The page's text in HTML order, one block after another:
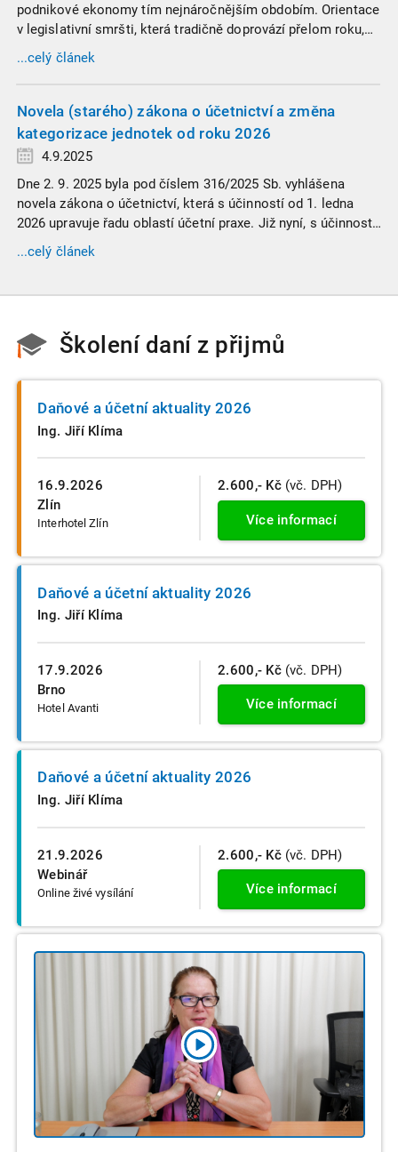
podnikové ekonomy tím nejnáročnějším obdobím. Orientace
v legislativní smršti, která tradičně doprovází přelom roku,
vyžaduje nastudovat všechny novely a doprovodné
informace. Generální finanční ředitelství (GFŘ) zveřejnilo
žádného daňového profesionála.
...celý článek
Novela (starého) zákona o účetnictví a změna
kategorizace jednotek od roku 2026
4.9.2025
Dne 2. 9. 2025 byla pod číslem 316/2025 Sb. vyhlášena
novela zákona o účetnictví, která s účinností od 1. ledna
2026 upravuje řadu oblastí účetní praxe. Již nyní, s účinností
od 3. září 2025, platí nová, zvýšená kritéria pro zařazení firem
do velikostních a použijí se zpětně již pro účetní období
...celý článek
Školení daní z přijmů
16.9.2026
Zlín
Interhotel Zlín
Daňové a účetní aktuality 2026
Ing. Jiří Klíma
2.600,- Kč (vč. DPH)
Více informací
17.9.2026
Brno
Hotel Avanti
Daňové a účetní aktuality 2026
Ing. Jiří Klíma
2.600,- Kč (vč. DPH)
Více informací
21.9.2026
Webinář
Online živé vysílání
Daňové a účetní aktuality 2026
Ing. Jiří Klíma
2.600,- Kč (vč. DPH)
Více informací